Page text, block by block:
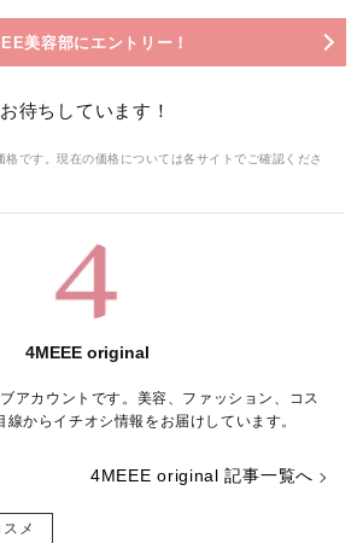
美容部にエントリー！
待ちしています！
です。現在の価格については各サイトでご確認くださ
4MEEE original
アカウントです。美容、ファッション、コス
線からイチオシ情報をお届けしています。
4MEEE original 記事一覧へ
スメ